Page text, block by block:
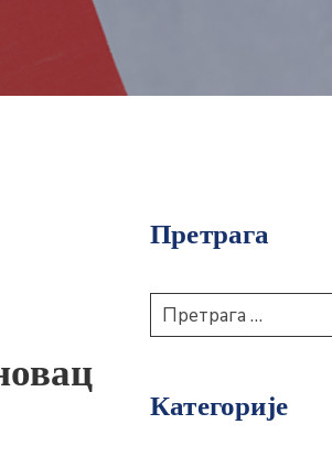
Претрага
Категорије